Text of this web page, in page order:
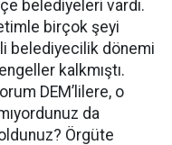
belediyeleri vardı.
birçok şeyi
belediyecilik dönemi
kalkmıştı.
DEM’lilere, o
da
Örgüte